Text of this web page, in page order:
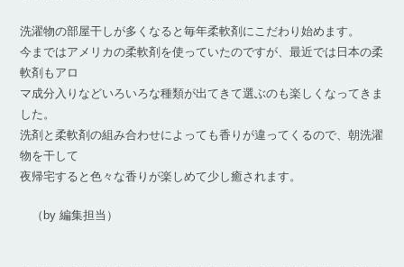
洗濯物の部屋干しが多くなると毎年柔軟剤にこだわり始めます。
今まではアメリカの柔軟剤を使っていたのですが、最近では日本の柔
軟剤もアロ
マ成分入りなどいろいろな種類が出てきて選ぶのも楽しくなってきま
した。
洗剤と柔軟剤の組み合わせによっても香りが違ってくるので、朝洗濯
物を干して
夜帰宅すると色々な香りが楽しめて少し癒されます。
（by 編集担当）